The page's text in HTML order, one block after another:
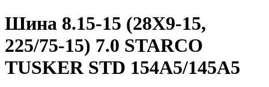
Шина 8.15-15 (28X9-15,
225/75-15) 7.0 STARCO
TUSKER STD 154A5/145A5